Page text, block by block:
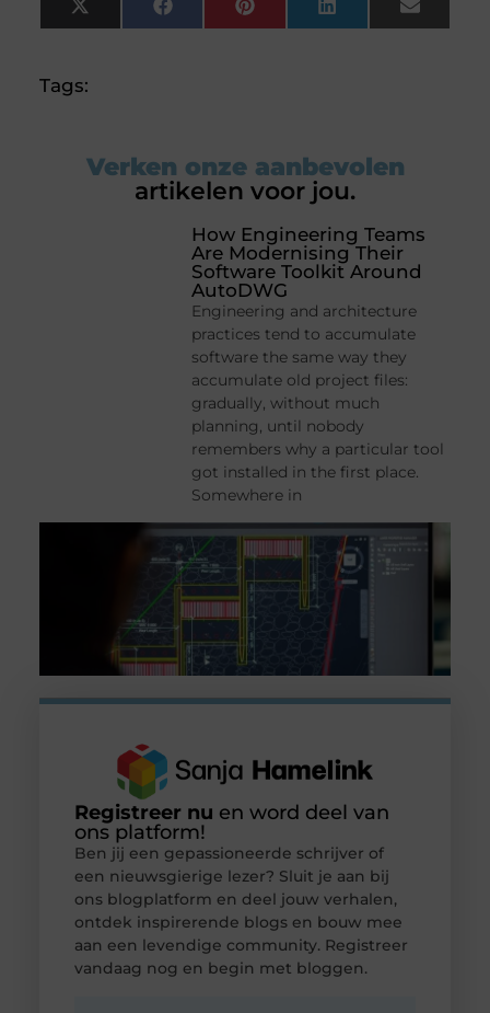
X
(Twitter)
FacebookPinterestLinkedInEmail
Tags:
Verken onze aanbevolen
artikelen voor jou.
How Engineering Teams
Are Modernising Their
Software Toolkit Around
AutoDWG
Engineering and architecture
practices tend to accumulate
software the same way they
accumulate old project files:
gradually, without much
planning, until nobody
remembers why a particular tool
got installed in the first place.
Somewhere in
Registreer nu en word deel van
ons platform!
Ben jij een gepassioneerde schrijver of
een nieuwsgierige lezer? Sluit je aan bij
ons blogplatform en deel jouw verhalen,
ontdek inspirerende blogs en bouw mee
aan een levendige community. Registreer
vandaag nog en begin met bloggen.